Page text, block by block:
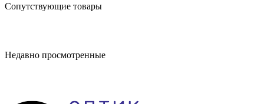
Сопутствующие товары
Недавно просмотренные